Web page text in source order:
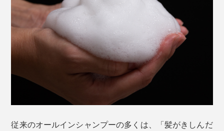
水を含ませてから泡立ててください。
従来のオールインシャンプーの多くは、「髪がきしんだ